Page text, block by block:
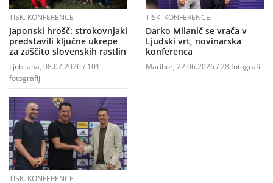
TISK. KONFERENCE
Japonski hrošč: strokovnjaki
predstavili ključne ukrepe
za zaščito slovenskih rastlin
Ljubljana, 08.07.2026 / 101
fotografij
TISK. KONFERENCE
Darko Milanič se vrača v
Ljudski vrt, novinarska
konferenca
Maribor, 22.06.2026 / 28 fotografij
TISK. KONFERENCE